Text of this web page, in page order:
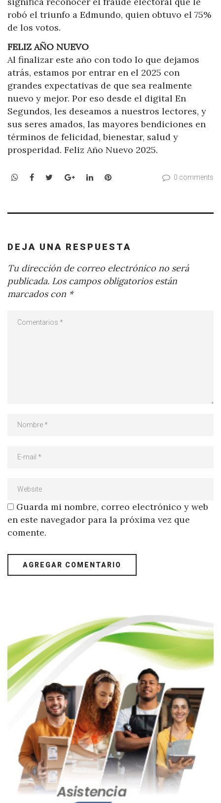
robó el triunfo a Edmundo, quien obtuvo el 75%
de los votos.
FELIZ AÑO NUEVO
Al finalizar este año con todo lo que dejamos
atrás, estamos por entrar en el 2025 con
grandes expectativas de que sea realmente
nuevo y mejor. Por eso desde el digital En
Segundos, les deseamos a nuestros lectores, y
sus seres amados, las mayores bendiciones en
términos de felicidad, bienestar, salud y
prosperidad. Feliz Año Nuevo 2025.
WhatsApp
Facebook
TwitterGoogle+LinkedInPinterest 0 comments
DEJA UNA RESPUESTA
Tu dirección de correo electrónico no será
publicada. Los campos obligatorios están
marcados con *
Guarda mi nombre, correo electrónico y web
en este navegador para la próxima vez que
comente.